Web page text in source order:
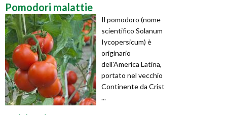
Pomodori malattie
Il pomodoro (nome
scientifico Solanum
Iycopersicum) è
originario
dell'America Latina,
portato nel vecchio
Continente da Crist
...